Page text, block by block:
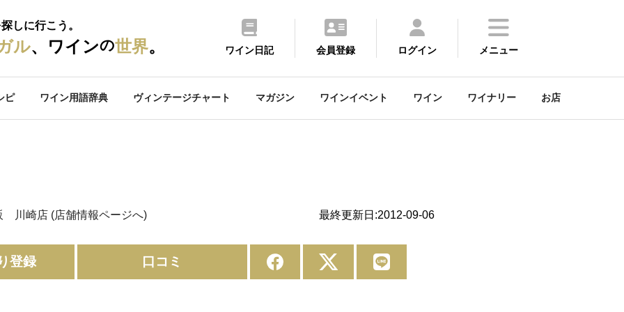
しに行こう。
ル、ワインの世界。 ワイン日記 会員登録 ログイン メニュー
ピ ワイン用語辞典 ヴィンテージチャート マガジン ワインイベント ワイン ワイナリー お店
川崎店 (店舗情報ページへ) 最終更新日:2012-09-06
登録 口コミ